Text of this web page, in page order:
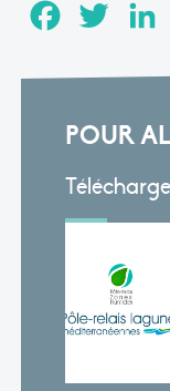
FacebookTwitter
POUR